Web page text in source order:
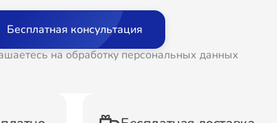
Бесплатная консультация
на обработку персональных данных
Ремонт Вытяжек